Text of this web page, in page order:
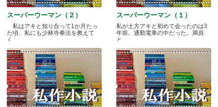
スーパーウーマン（２）
私はアキと知り合って1か月たっ
た頃、私にも少林寺拳法を教えて
く.....
スーパーウーマン（１）
私が土方アキと初めて会ったのは3
年前。通勤電車の中だった。満員
と.....